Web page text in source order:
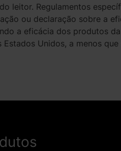
leitor. Regulamentos
ou declaração sobre a
a eficácia dos produtos
Unidos, a menos